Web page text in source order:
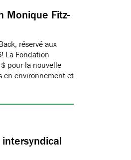
Monique Fitz-
réservé aux
La Fondation
pour la nouvelle
en environnement et